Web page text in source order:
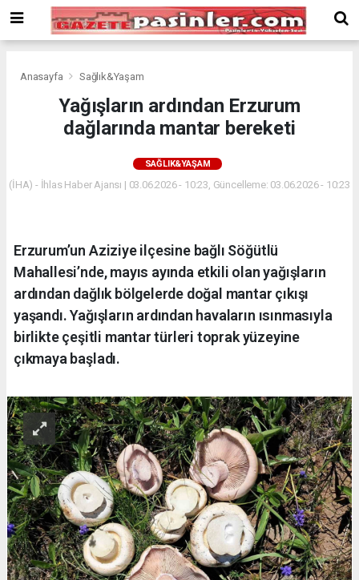
Bonusu
Veren
deneme
siteler
Veren
Anasayfa Sağlık&Yaşam
Yağışların ardından Erzurum
dağlarında mantar bereketi
SAĞLIK&YAŞAM
(İHA) - İhlas Haber Ajansı | 03.06.2026 - 10:23, Güncelleme: 03.06.2026 - 10:23
Erzurum’un Aziziye ilçesine bağlı Söğütlü
Mahallesi’nde, mayıs ayında etkili olan yağışların
ardından dağlık bölgelerde doğal mantar çıkışı
yaşandı. Yağışların ardından havaların ısınmasıyla
birlikte çeşitli mantar türleri toprak yüzeyine
çıkmaya başladı.